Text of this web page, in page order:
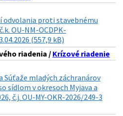
proti stavebnému
OU-NM-OCDPK-
(557,9 kB)
riadenia / Krízové riadenie
Súťaže mladých záchranárov
sídlom v okresoch Myjava a
č.j. OU-MY-OKR-2026/249-3